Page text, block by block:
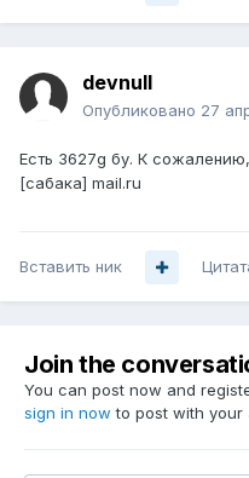
devnull
Опубликовано 27
Есть 3627g бу. К
[сабака] mail.ru
Вставить ник
Join the
You can post now and
sign in now to post with your